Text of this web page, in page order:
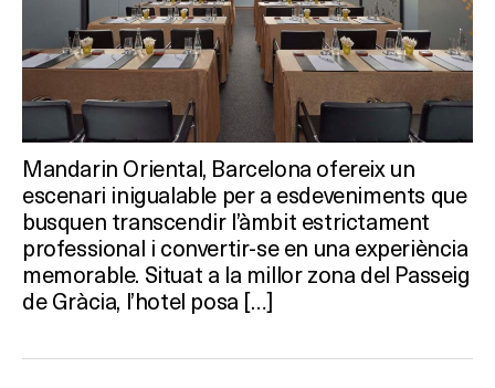
Mandarin Oriental, Barcelona ofereix un
escenari inigualable per a esdeveniments que
busquen transcendir l’àmbit estrictament
professional i convertir-se en una experiència
memorable. Situat a la millor zona del Passeig
de Gràcia, l’hotel posa […]